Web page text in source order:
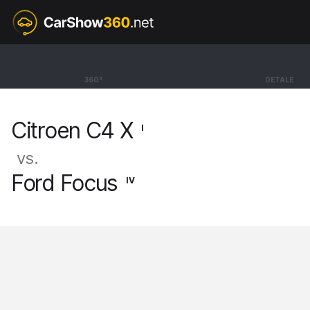
360° DETALE
Citroen C4 X
Citroen C4 X I
vs.
Ford Focus IV